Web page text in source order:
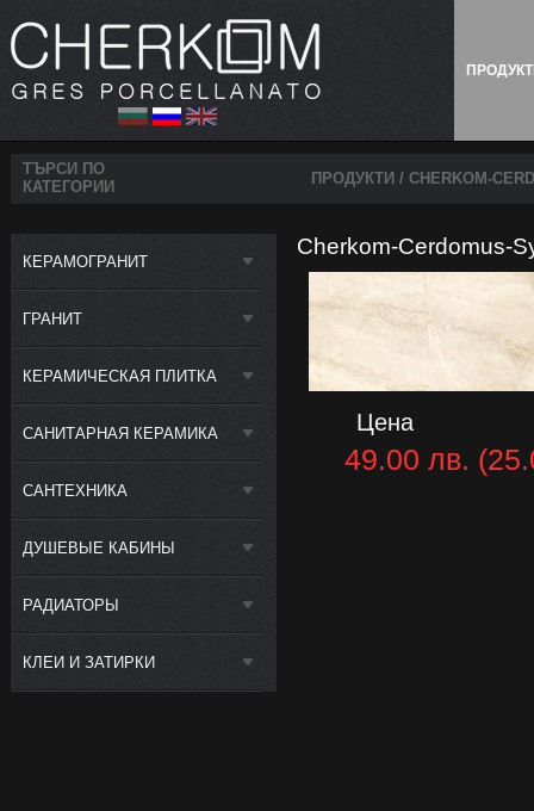
ТЪРСИ ПО
КАТЕГОРИИ
ПРОДУКТИ / CHERKOM-
КЕРАМОГРАНИТ
ГРАНИТ
КЕРАМИЧЕСКАЯ ПЛИТКА
САНИТАРНАЯ КЕРАМИКА
САНТЕХНИКА
ДУШЕВЫЕ КАБИНЫ
РАДИАТОРЫ
КЛЕИ И ЗАТИРКИ
Cherkom-Cerdomus-
Цена
49.00 лв.